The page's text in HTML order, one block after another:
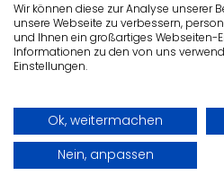
-
Wir können diese zur Analyse unserer
unsere Webseite zu verbessern,
und Ihnen ein großartiges Webseiten-
Informationen zu den von uns
Einstellungen.
Ok, weitermachen
Nein, anpassen